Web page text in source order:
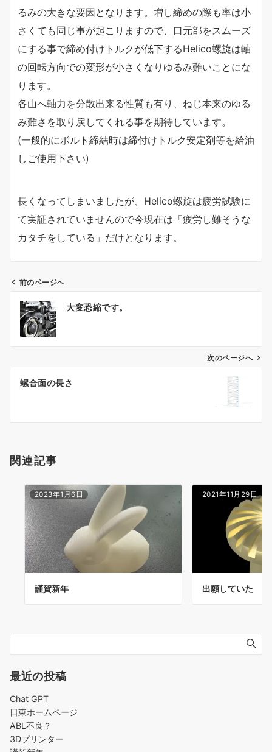
るみの大きな要因となります。増し締めの際も率は小
さくても同じ事が起こりますので、口元部をスムーズ
にする事で締め付けトルクが低下するHelico螺旋は軸
の回転方向での変形が小さくなりゆるみ難いことにな
ります。
各山へ軸力を分散出来る性質も有り、ねじ本来のゆる
み難さを取り戻してくれる事を期待しています。
(一般的にボルト締結時は締付けトルク安定剤等を給油
しご使用下さい)
長くなってしまいましたが、Helico螺旋は疲労試験に
て実証されていませんので今現在は「疲労し難そうな
カタチをしている」だけとなります。
ン
前のページへ
大変恐縮です。
次のページへ
螺合面の長さ
関連記事
2023年1月6日
謹賀新年
2021年11月29日
出願していた
最近の投稿
Chat GPT
日東ホームページ
ABL不良？
3Dプリンター